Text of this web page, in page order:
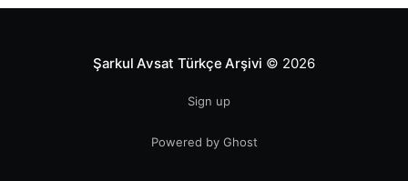
Şarkul Avsat Türkçe Arşivi © 2026
Sign up
Powered by Ghost